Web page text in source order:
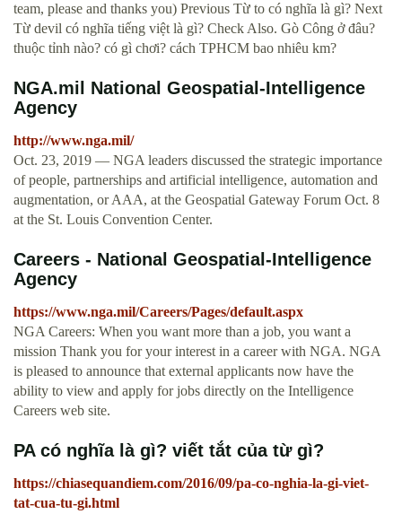
team, please and thanks you) Previous Từ to có nghĩa là gì? Next
Từ devil có nghĩa tiếng việt là gì? Check Also. Gò Công ở đâu?
thuộc tỉnh nào? có gì chơi? cách TPHCM bao nhiêu km?
NGA.mil National Geospatial-Intelligence
Agency
http://www.nga.mil/
Oct. 23, 2019 — NGA leaders discussed the strategic importance
of people, partnerships and artificial intelligence, automation and
augmentation, or AAA, at the Geospatial Gateway Forum Oct. 8
at the St. Louis Convention Center.
Careers - National Geospatial-Intelligence
Agency
https://www.nga.mil/Careers/Pages/default.aspx
NGA Careers: When you want more than a job, you want a
mission Thank you for your interest in a career with NGA. NGA
is pleased to announce that external applicants now have the
ability to view and apply for jobs directly on the Intelligence
Careers web site.
PA có nghĩa là gì? viết tắt của từ gì?
https://chiasequandiem.com/2016/09/pa-co-nghia-la-gi-viet-
tat-cua-tu-gi.html